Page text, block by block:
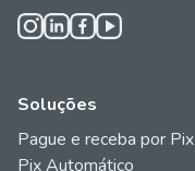
Soluções
Pague e receba por Pix
Pix Automático